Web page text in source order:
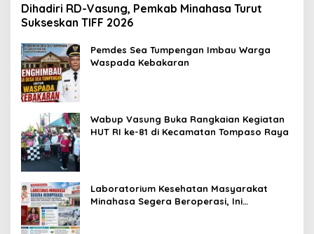
Dihadiri RD-Vasung, Pemkab Minahasa Turut
Sukseskan TIFF 2026
Pemdes Sea Tumpengan Imbau Warga
Waspada Kebakaran
Wabup Vasung Buka Rangkaian Kegiatan
HUT RI ke-81 di Kecamatan Tompaso Raya
Laboratorium Kesehatan Masyarakat
Minahasa Segera Beroperasi, Ini